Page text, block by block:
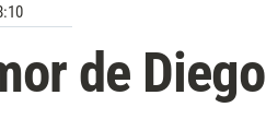
de Diego